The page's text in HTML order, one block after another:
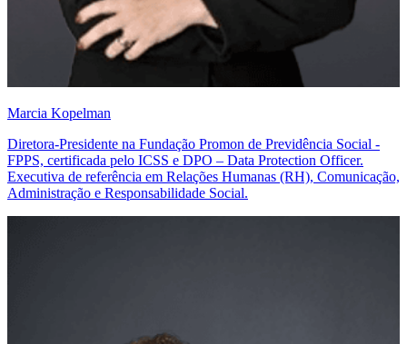
Marcia Kopelman
Diretora-Presidente na Fundação Promon de Previdência Social -
FPPS, certificada pelo ICSS e DPO – Data Protection Officer.
Executiva de referência em Relações Humanas (RH), Comunicação,
Administração e Responsabilidade Social.